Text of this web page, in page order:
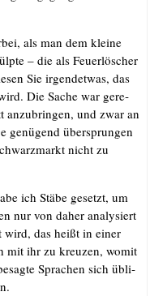
als man dem klei­ne
– die als Feu­er­lö­scher
Sie irgend­et­was, das
Die Sache war gere­
anzu­brin­gen, und zwar an
genü­gend über­sprun­gen
nicht zu
ich Stä­be gesetzt, um
nur von daher ana­ly­siert
wird, das heißt in einer
mit ihr zu kreu­zen, womit
Spra­chen sich übli­